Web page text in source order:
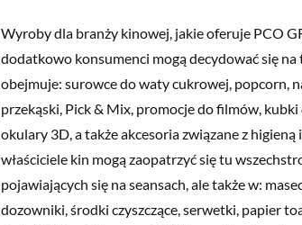
Wyroby dla branży kinowej, jakie oferuje PCO
dodatkowo konsumenci mogą decydować się
obejmuje: surowce do waty cukrowej, popcorn,
przekąski, Pick & Mix, promocje do filmów,
okulary 3D, a także akcesoria związane z
właściciele kin mogą zaopatrzyć się tu
pojawiających się na seansach, ale także w:
dozowniki, środki czyszczące, serwetki, papier